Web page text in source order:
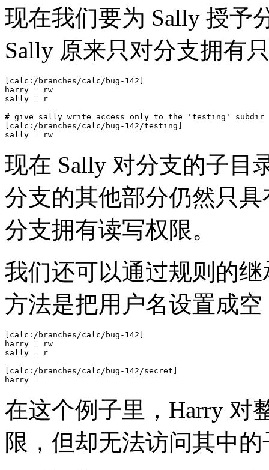
现在我们要为 Sally 授予
Sally 原来只对分支拥有
[calc:/branches/calc/bug-142]
harry = rw
sally = r
# give sally write access only to the 'testing' subdir
[calc:/branches/calc/bug-142/testing]
sally = rw
现在 Sally 对分支的子目
分支的其他部分仍然只
分支拥有读写权限。
我们还可以通过规则的
方法是把用户名设置成空
[calc:/branches/calc/bug-142]
harry = rw
sally = r
[calc:/branches/calc/bug-142/secret]
harry =
在这个例子里，Harry 对
限，但却无法访问其中的